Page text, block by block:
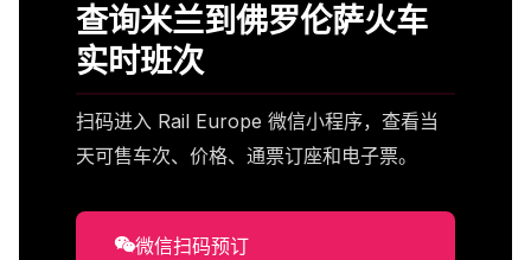
查询米兰到佛罗伦萨火车
实时班次
扫码进入 Rail Europe 微信小程序，查看当
天可售车次、价格、通票订座和电子票。
微信扫码预订